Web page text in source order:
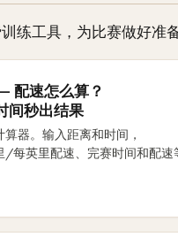
练工具，为比赛做好准
配速怎么算？
间秒出结果
器。输入距离和时间，
/每英里配速、完赛时间和配速